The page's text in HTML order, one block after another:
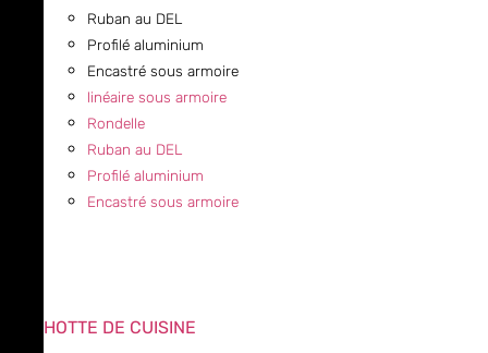
Ruban au DEL
Profilé aluminium
Encastré sous armoire
linéaire sous armoire
Rondelle
Ruban au DEL
Profilé aluminium
Encastré sous armoire
HOTTE DE CUISINE